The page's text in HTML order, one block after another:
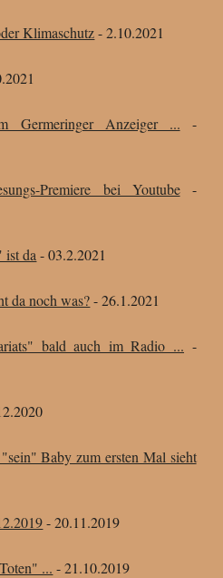
Klimaschutz- 2.10.2021
Germeringer Anzeiger ... -
Premiere bei Youtube-
ist da - 03.2.2021
da noch was?-26.1.2021
bald auch im Radio ... -
2020
Baby zum ersten Mal sieht
- 20.11.2019
... - 21.10.2019